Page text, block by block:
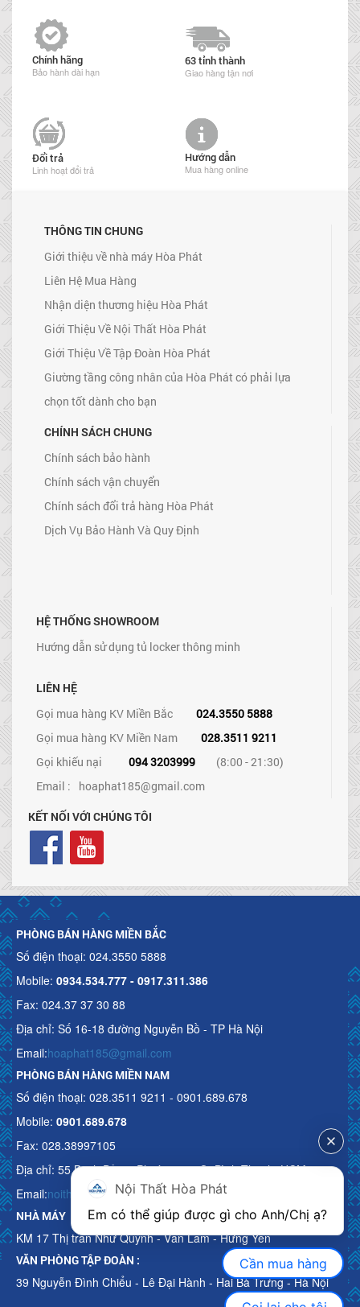
Chính hãng
Bảo hành dài hạn
63 tỉnh thành
Giao hàng tận nơi
Đổi trả
Linh hoạt đổi trả
Hướng dẫn
Mua hàng online
THÔNG TIN CHUNG
Giới thiệu về nhà máy Hòa Phát
Liên Hệ Mua Hàng
Nhận diện thương hiệu Hòa Phát
Giới Thiệu Về Nội Thất Hòa Phát
Giới Thiệu Về Tập Đoàn Hòa Phát
Giường tầng công nhân của Hòa Phát có phải lựa
chọn tốt dành cho bạn
CHÍNH SÁCH CHUNG
Chính sách bảo hành
Chính sách vận chuyển
Chính sách đổi trả hàng Hòa Phát
Dịch Vụ Bảo Hành Và Quy Định
HỆ THỐNG SHOWROOM
Hướng dẫn sử dụng tủ locker thông minh
LIÊN HỆ
Gọi mua hàng KV Miền Bắc
024.3550 5888
Gọi mua hàng KV Miền Nam
028.3511 9211
Gọi khiếu nại
094 3203999
(8:00 - 21:30)
Email : hoaphat185@gmail.com
KẾT NỐI VỚI CHÚNG TÔI
PHÒNG BÁN HÀNG MIỀN BẮC
Số điện thoại: 024.3550 5888
Mobile: 0934.534.777 - 0917.311.386
Fax: 024.37 37 30 88
Địa chỉ: Số 16-18 đường Nguyễn Bồ - TP Hà Nội
Email:hoaphat185@gmail.com
PHÒNG BÁN HÀNG MIỀN NAM
Số điện thoại: 028.3511 9211 - 0901.689.678
Mobile: 0901.689.678
Fax: 028.38997105
Địa chỉ: 55 Bạch Đằng, Phường 15, Q. Bình Thạnh, HCM
Email:noithathoaphattot@gmail.com
NHÀ MÁY
KM 17 Thị trấn Như Quỳnh - Văn Lâm - Hưng Yên
VĂN PHÒNG TẬP ĐOÀN :
39 Nguyễn Đình Chiểu - Lê Đại Hành - Hai Bà Trưng - Hà Nội
Nội Thất Hòa Phát
Cần mua hàng